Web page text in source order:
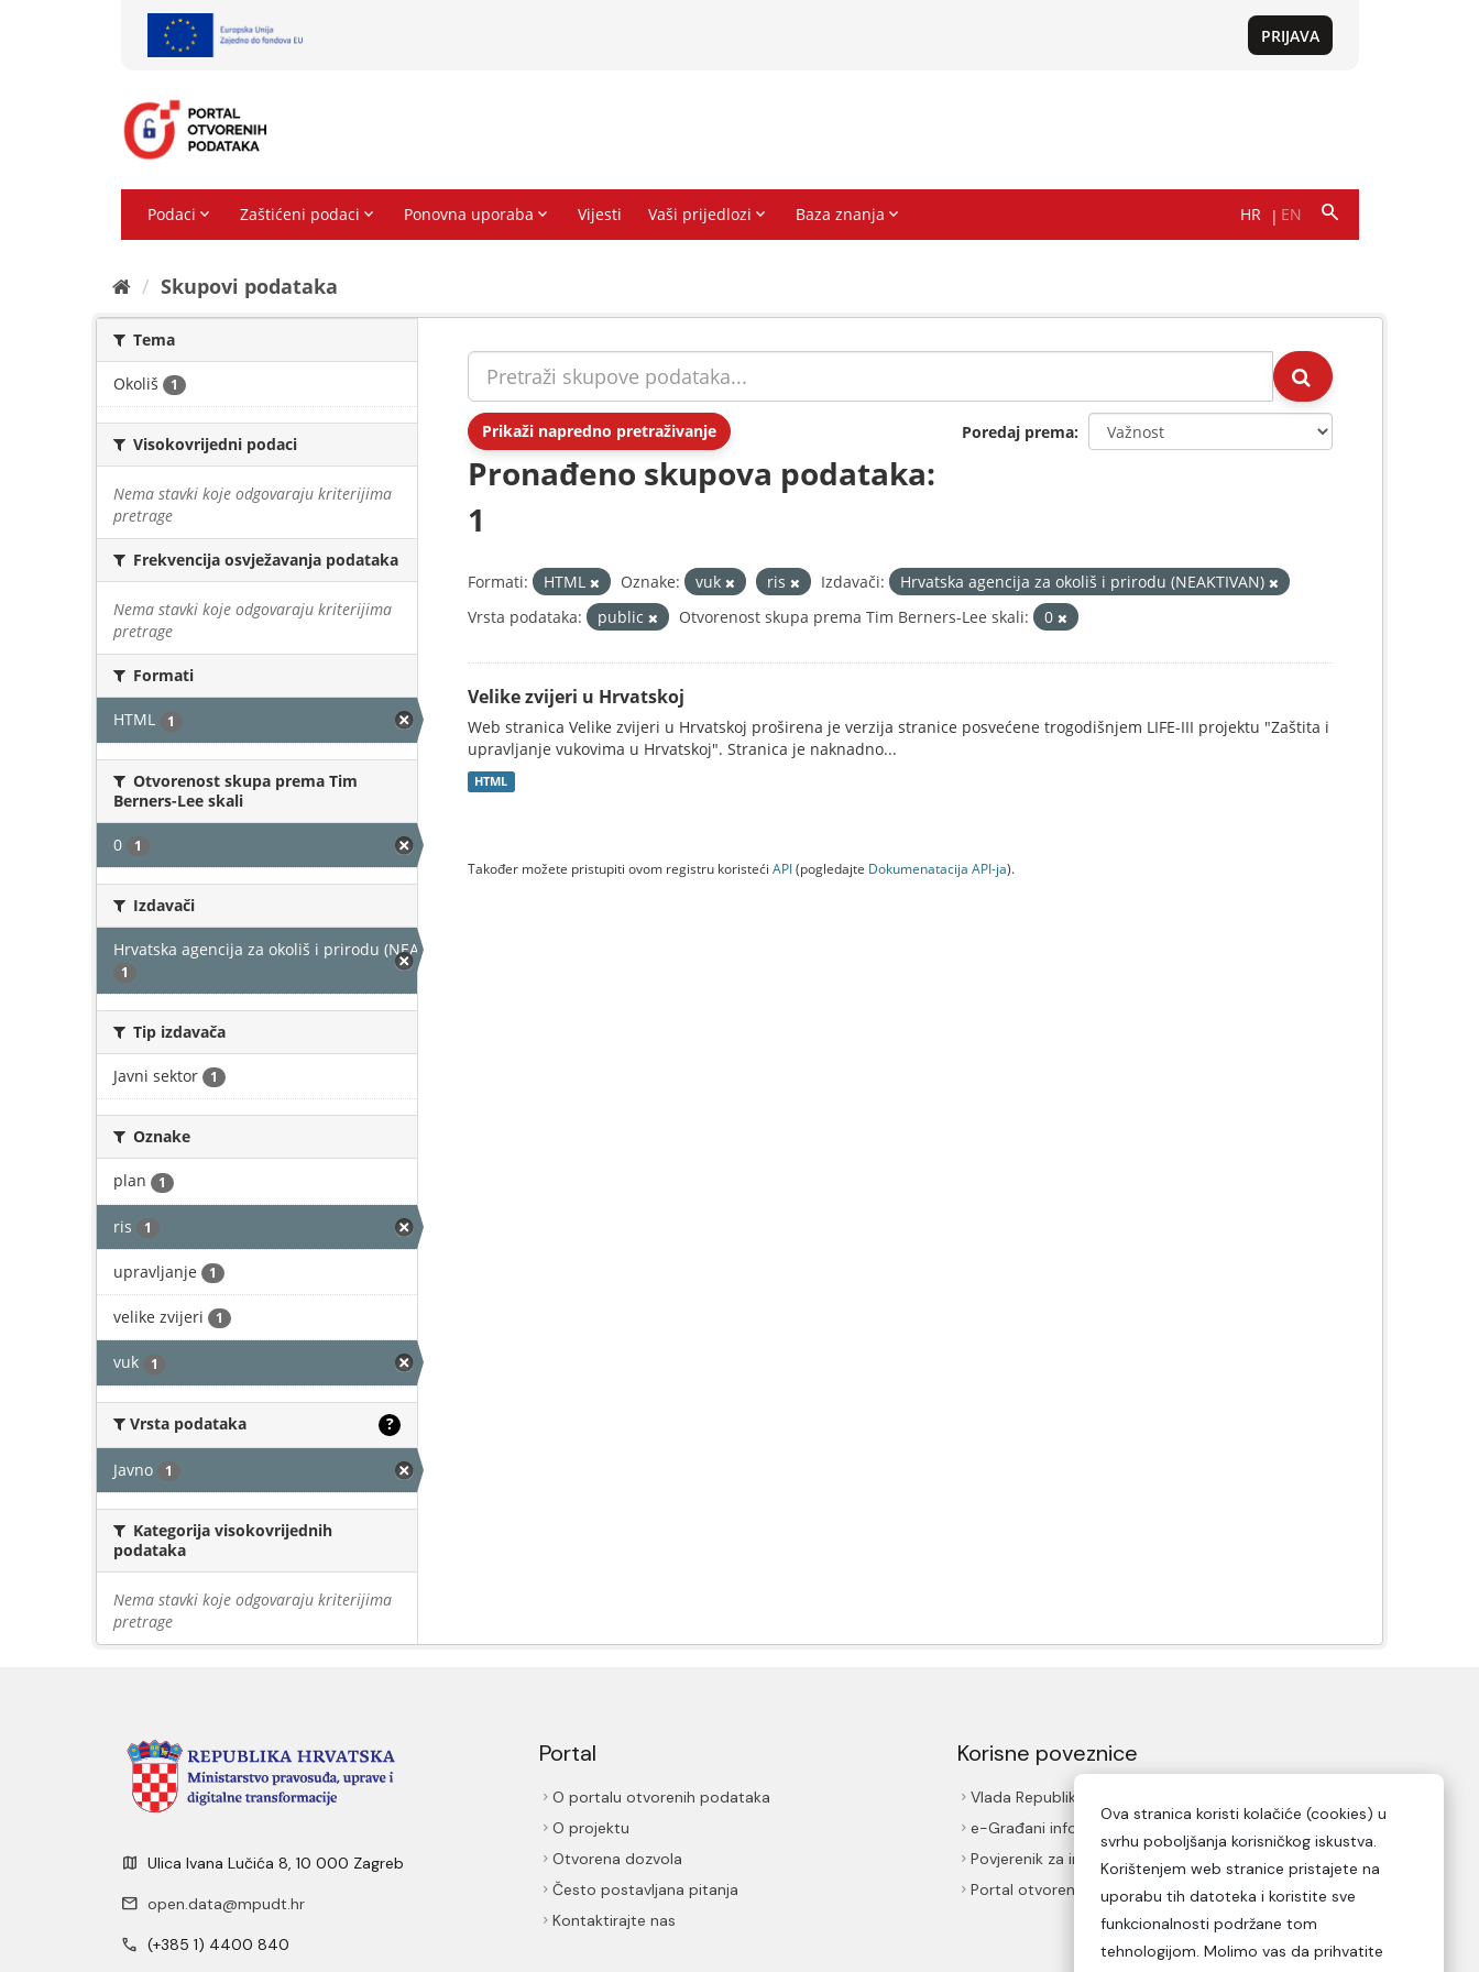
Skupovi podаtаkа
Tema
Okoliš 1
Visokovrijedni podaci
Nema stavki koje odgovaraju kriterijima
pretrage
Frekvencija osvježavanja podataka
Nema stavki koje odgovaraju kriterijima
pretrage
Formati
HTML 1
Otvorenost skupa prema Tim
Berners-Lee skali
0 1
Izdavači
Hrvatska agencija za okoliš i prirodu (NEAKTIVAN)
1
Tip izdavača
Javni sektor 1
Oznake
plan 1
ris 1
upravljanje 1
velike zvijeri 1
vuk 1
Vrsta podataka ?
Javno 1
Kategorija visokovrijednih
podataka
Nema stavki koje odgovaraju kriterijima
pretrage
Prikaži napredno pretraživanje Poredaj prema
Pronađeno skupova podataka:
1
Formati: HTML Oznake: vuk ris Izdavači:
Hrvatska agencija za okoliš i prirodu (NEAKTIVAN)
Vrsta podataka:
public Otvorenost skupa prema Tim Berners-Lee skali: 0
Velike zvijeri u Hrvatskoj
Web stranica Velike zvijeri u Hrvatskoj proširena je verzija stranice posvećene trogodišnjem LIFE-III projektu "Zaštita i
upravljanje vukovima u Hrvatskoj". Stranica je naknadno...
HTML
Također možete pristupiti ovom registru koristeći API(pogledajte Dokumenаtаcijа API-jа).